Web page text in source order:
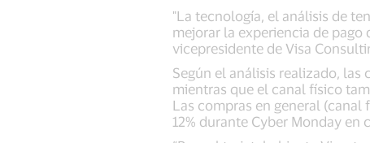
"La tecnología, el análisis de
mejorar la experiencia de pago
vicepresidente de Visa
Según el análisis realizado, las
mientras que el canal físico
Las compras en general
12% durante Cyber Monday en